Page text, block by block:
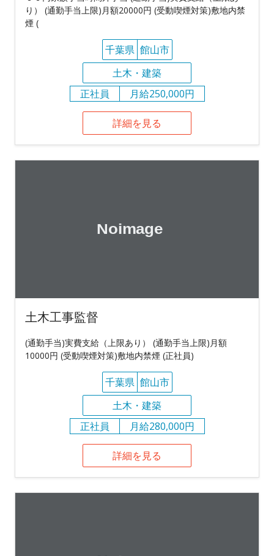
り） (通勤手当上限)月額20000円 (受動喫煙対策)敷地内禁
煙 (
千葉県 館山市
土木・建築
正社員
月給250,000円
詳細を見る
土木工事監督
(通勤手当)実費支給（上限あり） (通勤手当上限)月額
10000円 (受動喫煙対策)敷地内禁煙 (正社員)
千葉県 館山市
土木・建築
正社員
月給280,000円
詳細を見る